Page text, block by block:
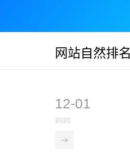
网站自然排名
12-01
2020